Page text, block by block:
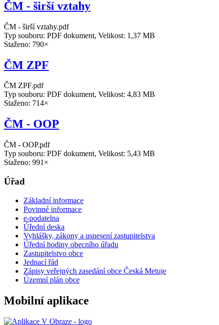
ČM - širší vztahy
ČM - širší vztahy.pdf
Typ souboru: PDF dokument, Velikost: 1,37 MB
Staženo: 790×
ČM ZPF
ČM ZPF.pdf
Typ souboru: PDF dokument, Velikost: 4,83 MB
Staženo: 714×
ČM - OOP
ČM - OOP.pdf
Typ souboru: PDF dokument, Velikost: 5,43 MB
Staženo: 991×
Úřad
Základní informace
Povinné informace
e-podatelna
Úřední deska
Vyhlášky, zákony a usnesení zastupitelstva
Úřední hodiny obecního úřadu
Zastupitelstvo obce
Jednací řád
Zápisy veřejných zasedání obce Česká Metuje
Územní plán obce
Mobilní aplikace